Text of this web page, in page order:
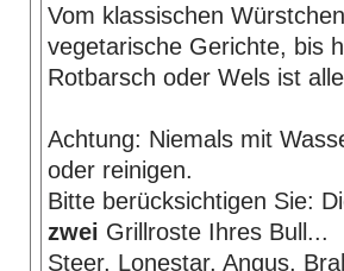
Vom klassischen
vegetarische Gerichte, bis
Rotbarsch oder Wels ist
Achtung: Niemals mit
oder reinigen.
Bitte berücksichtigen Sie:
zwei Grillroste Ihres Bull...
Steer, Lonestar, Angus,